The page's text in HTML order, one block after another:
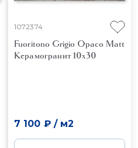
1072374
Fuoritono Grigio Opaco Matt
Керамогранит 10x30
7 100 ₽/ м2